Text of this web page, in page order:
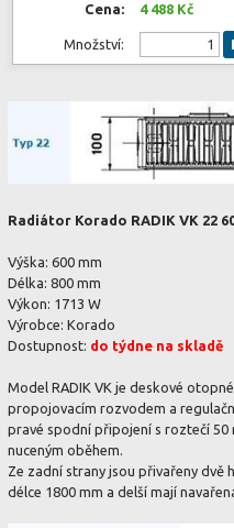
Cena: 4 488 Kč
Množství:
Radiátor Korado RADIK VK 22
Výška: 600 mm
Délka: 800 mm
Výkon: 1713 W
Výrobce: Korado
Dostupnost: do týdne na skladě
Model RADIK VK je deskové
propojovacím rozvodem a
pravé spodní připojení s roztečí 50
nuceným oběhem.
Ze zadní strany jsou přivařeny dvě
délce 1800 mm a delší mají